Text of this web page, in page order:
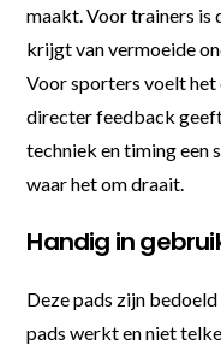
maakt. Voor trainers is
krijgt van vermoeide
Voor sporters voelt
directer feedback
techniek en timing een
waar het om draait.
Handig in
Deze pads zijn
pads werkt en niet